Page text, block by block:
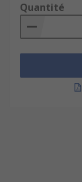
Quantité